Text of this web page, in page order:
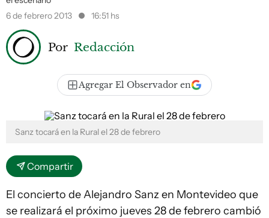
6 de febrero 2013
16:51 hs
Por Redacción
Agregar El Observador en
Sanz tocará en la Rural el 28 de febrero
Compartir
El concierto de Alejandro Sanz en Montevideo que
se realizará el próximo jueves 28 de febrero cambió